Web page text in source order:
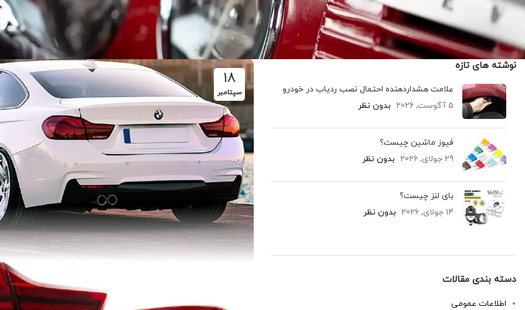
18
سپتامبر
نوشته های تازه
علامت هشداردهنده احتمال نصب ردیاب در خودرو
5 آگوست, 2026
بدون نظر
فیوز ماشین چیست؟
29 جولای, 2026
بدون نظر
بای لنز چیست؟
14 جولای, 2026
بدون نظر
دسته بندی مقالات
اطلاعات عمومی